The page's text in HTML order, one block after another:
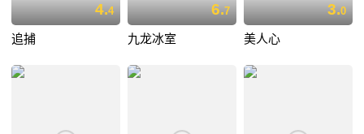
4.4
追捕
6.7
九龙冰室
3.0
美人心